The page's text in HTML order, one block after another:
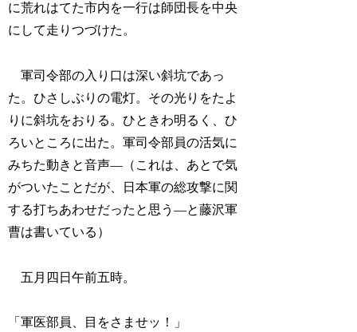
に荒れはてた市内を一行は師団長を中央
にして走りつづけた。
軍司令部の入り口は深い斜坑であっ
た。ひさしぶりの電灯。その光りをたよ
りに斜坑をおりる。ひときわ明るく、ひ
ろいところに出た。軍司令部員の活気に
みちた動きと音声―（これは、あとで気
がついたことだが、日本軍の総攻撃に関
する打ちあわせだったと思う―と藤沢軍
曹は書いている）
五月四日午前五時。
「軍医部員、目をさませッ！」